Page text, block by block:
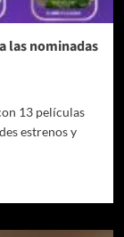
las nominadas
13 películas
estrenos y